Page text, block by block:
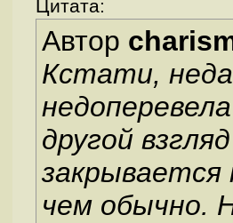
Цитата:
Автор
Кстати,
другой
закрывается
чем обычно.